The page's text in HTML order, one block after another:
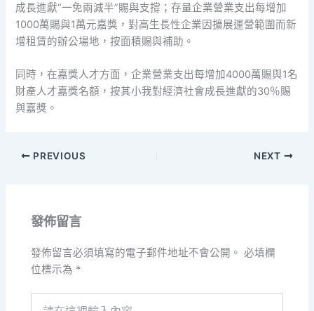
成長進獻“一免兩減半”賜與支撐；存量企業營業支出每增加
1000萬賜與1萬元嘉獎，對高生長性企業因擴展運營範圍而新
增租賃的辦公場地，按面積賜與補助。
同時，在嘉獎人才方面，企業營業支出每增加4000萬賜與1名
財產人才嘉獎名額，按其小我對經濟社會成長進獻的30％賜
與嘉獎。
PREVIOUS NEXT
發佈留言
發佈留言必須填寫的電子郵件地址不會公開。 必填欄
位標示為 *